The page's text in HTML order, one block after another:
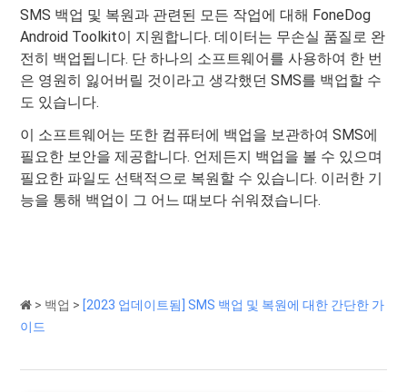
SMS 백업 및 복원과 관련된 모든 작업에 대해 FoneDog
Android Toolkit이 지원합니다. 데이터는 무손실 품질로 완
전히 백업됩니다. 단 하나의 소프트웨어를 사용하여 한 번
은 영원히 잃어버릴 것이라고 생각했던 SMS를 백업할 수
도 있습니다.
이 소프트웨어는 또한 컴퓨터에 백업을 보관하여 SMS에
필요한 보안을 제공합니다. 언제든지 백업을 볼 수 있으며
필요한 파일도 선택적으로 복원할 수 있습니다. 이러한 기
능을 통해 백업이 그 어느 때보다 쉬워졌습니다.
> 백업 > [2023 업데이트됨] SMS 백업 및 복원에 대한 간단한 가
이드